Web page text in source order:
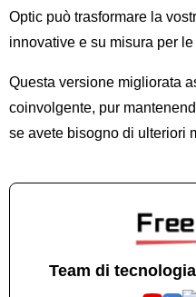
Optic può trasformare la
innovative e su misura per
Questa versione migliorata
coinvolgente, pur
se avete bisogno di ulteriori
Team di